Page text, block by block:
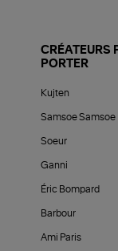
CRÉATEURS
PORTER
Kujten
Samsoe Samsoe
Soeur
Ganni
Éric Bompard
Barbour
Ami Paris